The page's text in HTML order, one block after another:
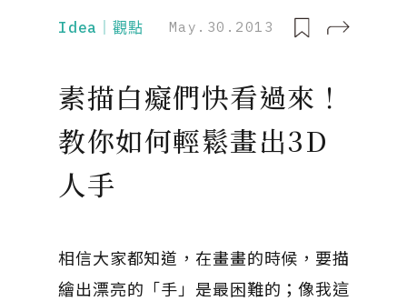
Idea｜觀點 May.30.2013
素描白癡們快看過來！
教你如何輕鬆畫出3D
人手
相信大家都知道，在畫畫的時候，要描
繪出漂亮的「手」是最困難的；像我這